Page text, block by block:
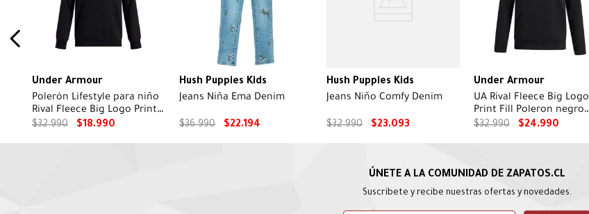
Under Armour
Polerón Lifestyle para niño
Rival Fleece Big Logo Print
Fill Negro
$32.990 $18.990
Hush Puppies Kids
Jeans Niña Ema Denim
$36.990 $22.194
Hush Puppies Kids
Jeans Niño Comfy Denim
$32.990 $23.093
Under Armour
UA Rival Fleece Big Logo
Print Fill Poleron negro
para niño
$32.990 $24.990
Suscríbete y recibe nuestras ofertas y novedades.